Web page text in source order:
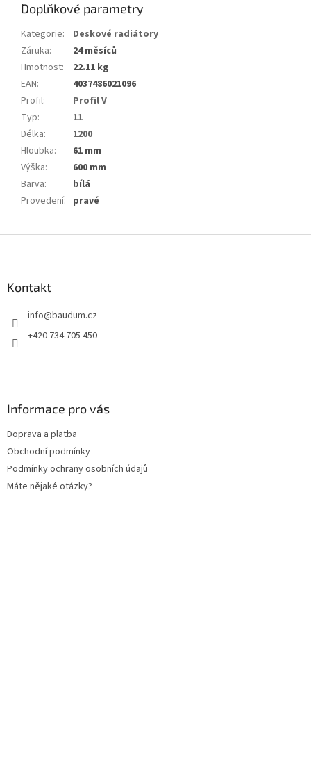
Doplňkové parametry
Kategorie:
Deskové radiátory
Záruka:
24 měsíců
Hmotnost:
22.11 kg
EAN:
4037486021096
Profil:
Profil V
Typ:
11
Délka:
1200
Hloubka:
61 mm
Výška:
600 mm
Barva:
bílá
Provedení: pravé
Kontakt
info@baudum.cz
+420 734 705 450
Informace pro vás
Doprava a platba
Obchodní podmínky
Podmínky ochrany osobních údajů
Máte nějaké otázky?